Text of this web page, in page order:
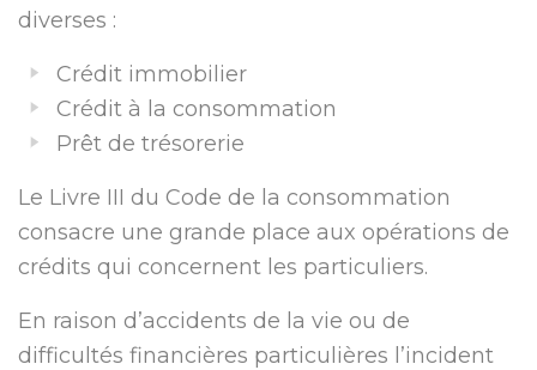
diverses :
Crédit immobilier
Crédit à la consommation
Prêt de trésorerie
Le Livre III du Code de la consommation
consacre une grande place aux opérations de
crédits qui concernent les particuliers.
En raison d’accidents de la vie ou de
difficultés financières particulières l’incident